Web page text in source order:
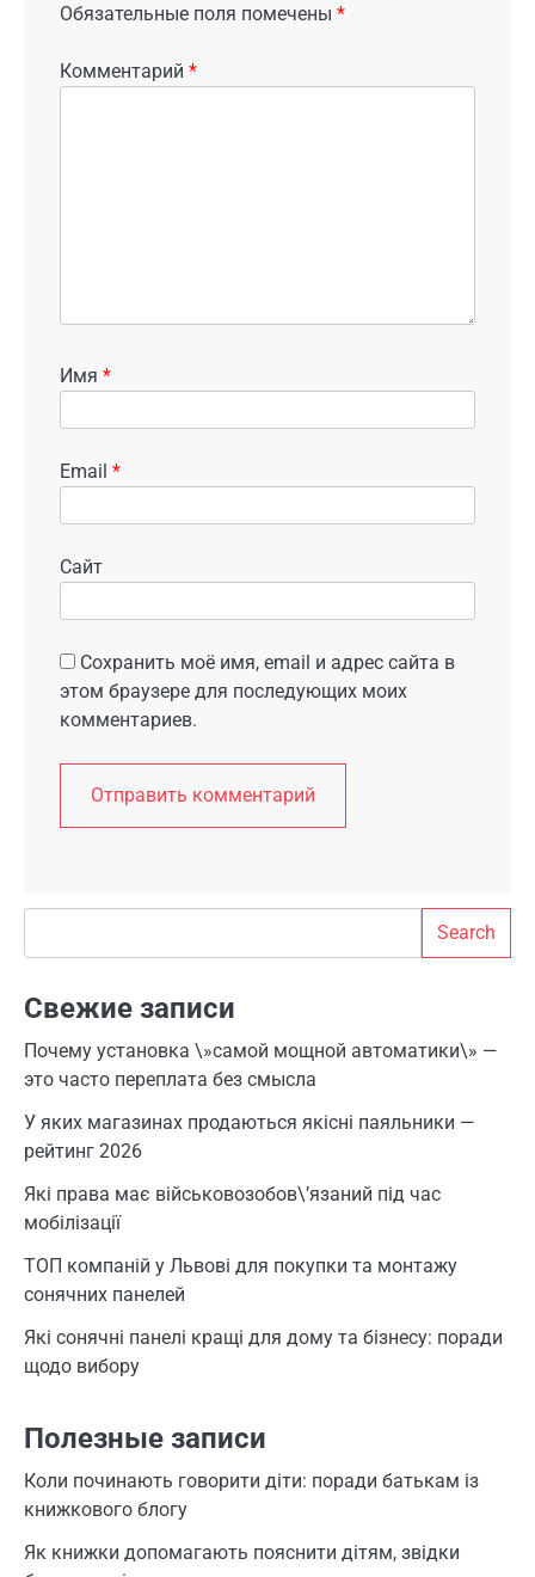
Обязательные поля помечены *
Комментарий *
Имя *
Email *
Сайт
Сохранить моё имя, email и адрес сайта в
этом браузере для последующих моих
комментариев.
Search
Свежие записи
Почему установка \»самой мощной автоматики\» —
это часто переплата без смысла
У яких магазинах продаються якісні паяльники —
рейтинг 2026
Які права має військовозобов\’язаний під час
мобілізації
ТОП компаній у Львові для покупки та монтажу
сонячних панелей
Які сонячні панелі кращі для дому та бізнесу: поради
щодо вибору
Полезные записи
Коли починають говорити діти: поради батькам із
книжкового блогу
Як книжки допомагають пояснити дітям, звідки